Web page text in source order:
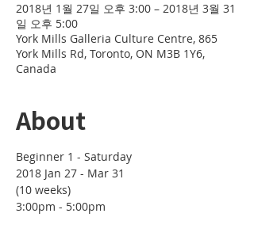
2018년 1월 27일 오후 3:00 – 2018년 3월 31
일 오후 5:00
York Mills Galleria Culture Centre, 865
York Mills Rd, Toronto, ON M3B 1Y6,
Canada
About
2018 Jan 27 - Mar 31
(10 weeks)
3:00pm - 5:00pm